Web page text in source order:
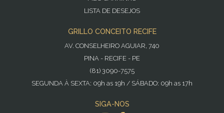
LISTA DE DESEJOS
GRILLO CONCEITO RECIFE
AV. CONSELHEIRO AGUIAR, 740
PINA - RECIFE - PE
(81) 3090-7575
SEGUNDA À SEXTA: 09h as 19h / SÁBADO: 09h as 17h
SIGA-NOS